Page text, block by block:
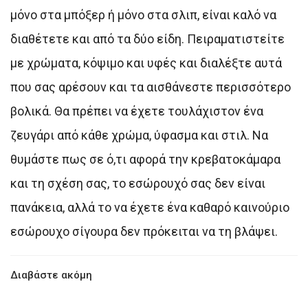
μόνο στα μπόξερ ή μόνο στα σλιπ, είναι καλό να
διαθέτετε και από τα δύο είδη. Πειραματιστείτε
με χρώματα, κόψιμο και υφές και διαλέξτε αυτά
που σας αρέσουν και τα αισθάνεστε περισσότερο
βολικά. Θα πρέπει να έχετε τουλάχιστον ένα
ζευγάρι από κάθε χρώμα, ύφασμα και στιλ. Να
θυμάστε πως σε ό,τι αφορά την κρεβατοκάμαρα
και τη σχέση σας, το εσώρουχό σας δεν είναι
πανάκεια, αλλά το να έχετε ένα καθαρό καινούριο
εσώρουχο σίγουρα δεν πρόκειται να τη βλάψει.
Διαβάστε ακόμη